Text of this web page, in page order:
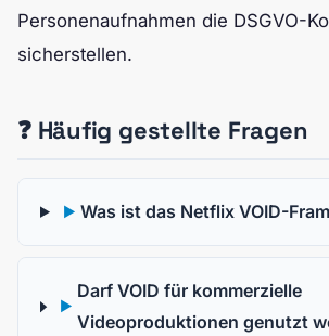
Personenaufnahmen die DSGVO-
sicherstellen.
❓ Häufig gestellte Fragen
▶ Was ist das Netflix VOID-
▶
Darf VOID für kommerzielle
Videoproduktionen genutzt